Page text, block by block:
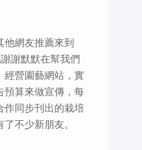
他網友推薦來到
謝默默在幫我們
經營園藝網站，實
預算來做宣傳，每
作同步刊出的栽培
不少新朋友。